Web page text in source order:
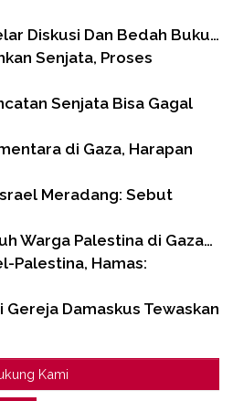
Diskusi Dan Bedah Buku…
Senjata, Proses
Senjata Bisa Gagal
di Gaza, Harapan
Meradang: Sebut
Warga Palestina di Gaza…
Palestina, Hamas:
Gereja Damaskus Tewaskan
Kami